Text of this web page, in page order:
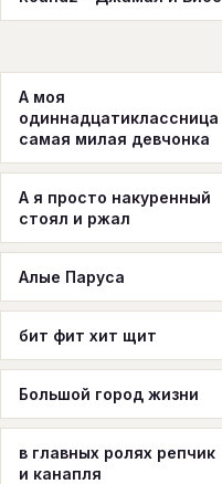
А моя
одиннадцатиклассница
самая милая девчонка
А я просто накуренный
стоял и ржал
Алые Паруса
бит фит хит щит
Большой город жизни
в главных ролях репчик
и канапля